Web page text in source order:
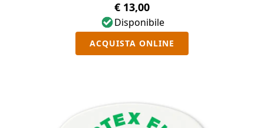
€ 13,00
Disponibile
ACQUISTA ONLINE